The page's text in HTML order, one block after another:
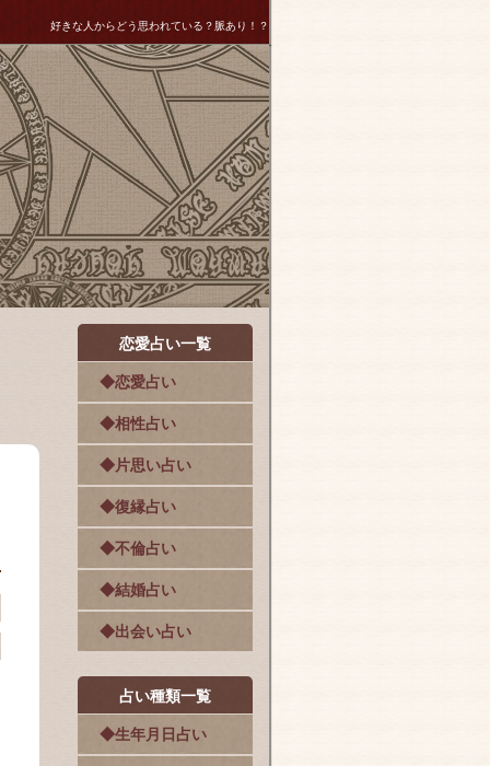
好きな人からどう思われている？脈あり！？
恋愛占い一覧
◆恋愛占い
◆相性占い
◆片思い占い
◆復縁占い
◆不倫占い
◆結婚占い
◆出会い占い
占い種類一覧
◆生年月日占い